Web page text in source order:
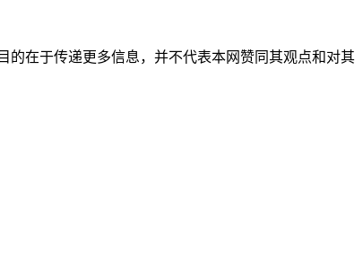
的在于传递更多信息，并不代表本网赞同其观点和对其